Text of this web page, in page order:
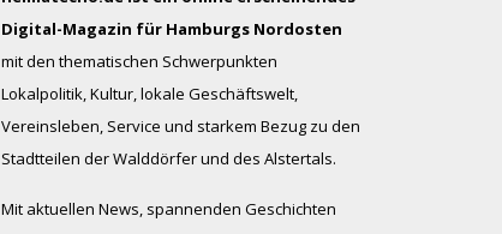
Digital-Magazin für Hamburgs Nordosten
mit den thematischen Schwerpunkten
Lokalpolitik, Kultur, lokale Geschäftswelt,
Vereinsleben, Service und starkem Bezug zu den
Stadtteilen der Walddörfer und des Alstertals.
Mit aktuellen News, spannenden Geschichten